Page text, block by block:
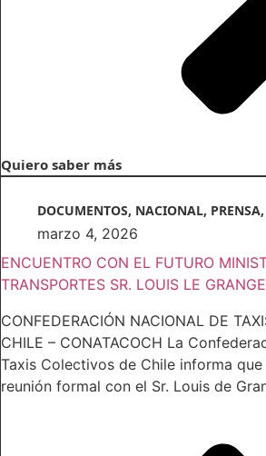
Quiero saber más
DOCUMENTOS, NACIONAL, PRENSA,
marzo 4, 2026
ENCUENTRO CON EL FUTURO
TRANSPORTES SR. LOUIS LE GRANGE
CONFEDERACIÓN NACIONAL DE
CHILE – CONATACOCH La
Taxis Colectivos de Chile informa
reunión formal con el Sr. Louis de